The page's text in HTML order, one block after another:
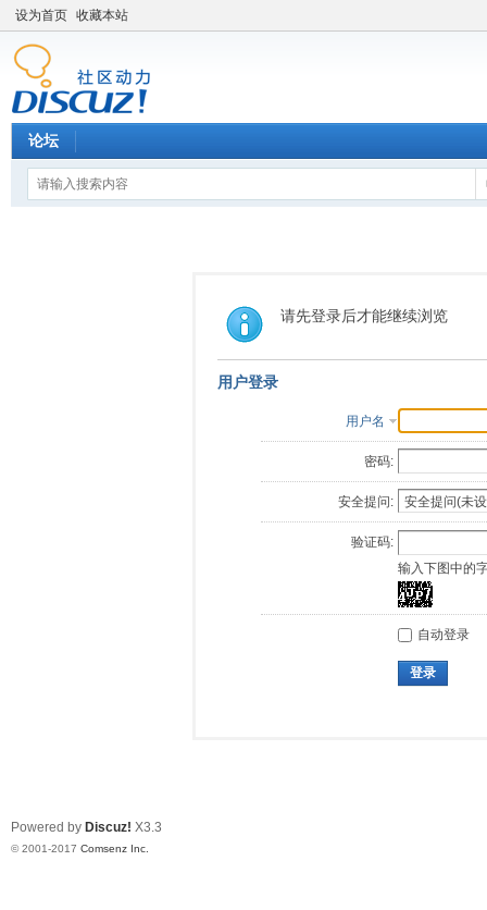
设为首页 收藏本站
论坛
请先登录后才能继续浏览
用户登录
用户名
密码:
安全提问:
验证码:
输入下图中的
自动登录
登录
Powered by Discuz! X3.3
© 2001-2017 Comsenz Inc.